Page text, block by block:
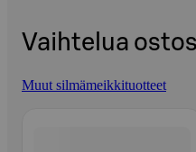
Vaihtelua
Muut silmämeikkituotteet